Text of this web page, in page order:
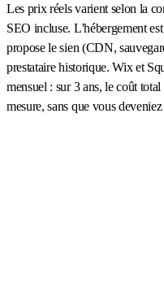
Les prix réels varient selon la
SEO incluse. L'hébergement
propose le sien (CDN,
prestataire historique. Wix et
mensuel : sur 3 ans, le coût
mesure, sans que vous